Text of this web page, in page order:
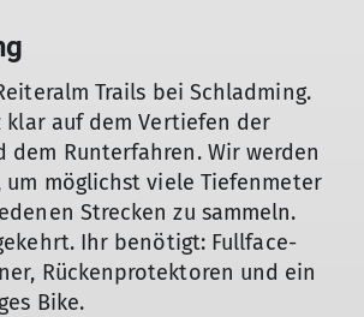
Trails bei Schladming.
klar auf dem Vertiefen der
dem Runterfahren. Wir werden
möglichst viele Tiefenmeter
Strecken zu sammeln.
Ihr benötigt: Fullface-
Rückenprotektoren und ein
Bike.